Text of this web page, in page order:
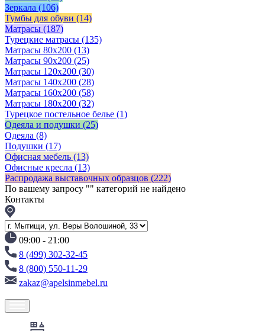
Зеркала (106)
Тумбы для обуви (14)
Матрасы (187)
Турецкие матрасы (135)
Матрасы 80x200 (13)
Матрасы 90х200 (25)
Матрасы 120х200 (30)
Матрасы 140х200 (28)
Матрасы 160х200 (58)
Матрасы 180х200 (32)
Турецкое постельное белье (1)
Одеяла и подушки (25)
Одеяла (8)
Подушки (17)
Офисная мебель (13)
Офисные кресла (13)
Распродажа выставочных образцов (222)
По вашему запросу "" категорий не найдено
Контакты
09:00 - 21:00
8 (499) 302-32-45
8 (800) 550-11-29
zakaz@apelsinmebel.ru